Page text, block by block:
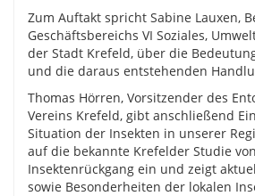
Zum Auftakt spricht Sabine Lauxen,
Geschäftsbereichs VI Soziales,
der Stadt Krefeld, über die
und die daraus entstehenden
Thomas Hörren, Vorsitzender des
Vereins Krefeld, gibt anschließend
Situation der Insekten in unserer
auf die bekannte Krefelder Studie
Insektenrückgang ein und zeigt
sowie Besonderheiten der lokalen